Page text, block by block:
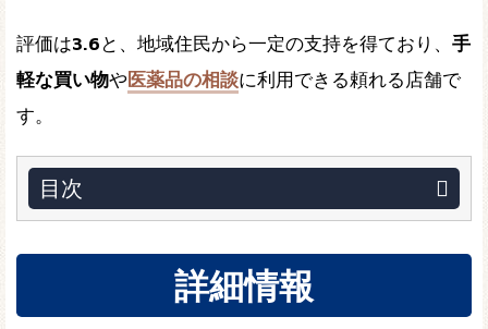
評価は3.6 と、地域住民から一定の支持を得ており、 手
軽な買い物や医薬品の相談に利用できる頼れる店舗で
す。
目次
詳細情報